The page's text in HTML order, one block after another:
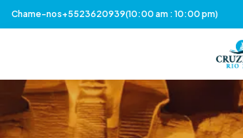
Chame-nos+5523620939(10:00 am : 10:00 pm)